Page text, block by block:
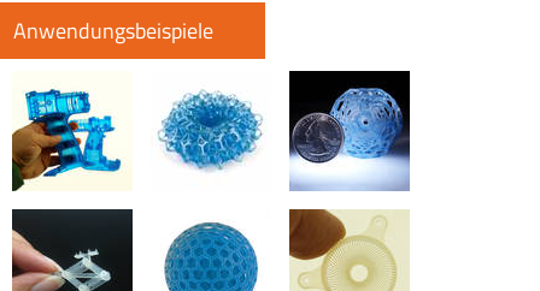
Anwendungsbeispiele